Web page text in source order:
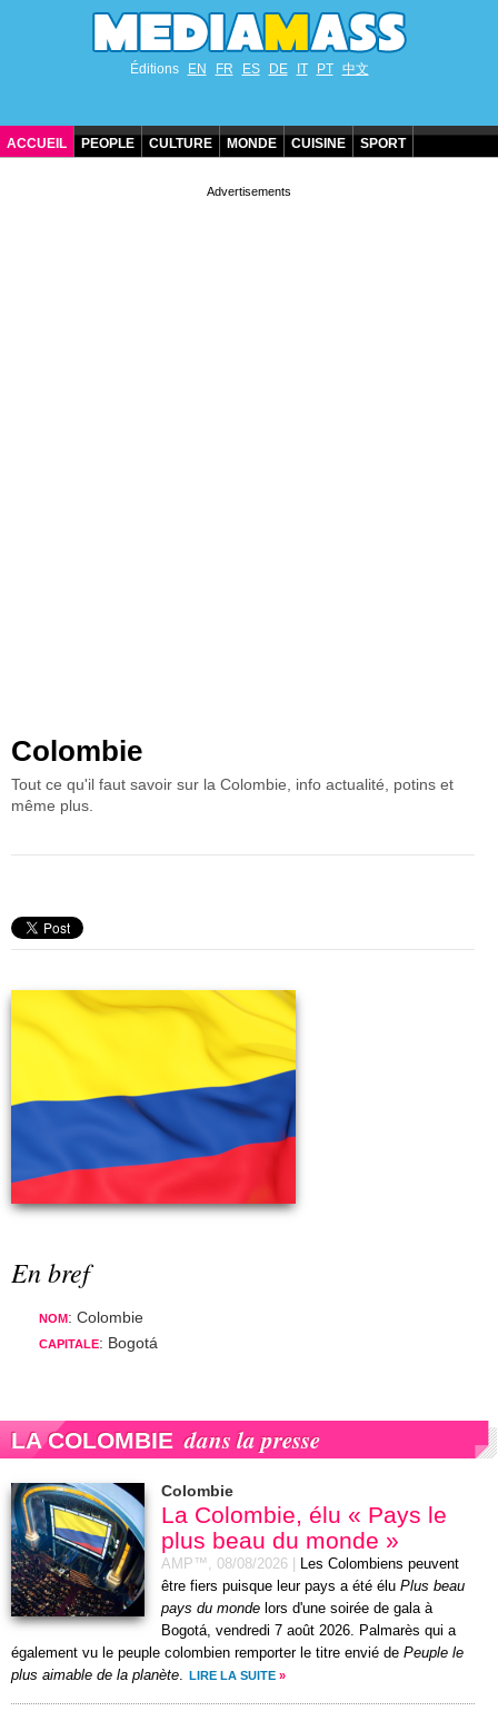
Éditions EN FR ES DE IT PT 中文
ACCUEIL PEOPLE CULTURE MONDE CUISINE SPORT
Colombie
Tout ce qu'il faut savoir sur la Colombie, info actualité, potins et
même plus.
En bref
NOM : Colombie
CAPITALE: Bogotá
LA COLOMBIE dans la presse
Colombie
La Colombie, élu « Pays le
plus beau du monde »
AMP™, 08/08/2026
Les Colombiens peuvent
être fiers puisque leur pays a été élu Plus beau
pays du monde lors d'une soirée de gala à
Bogotá, vendredi 7 août 2026. Palmarès qui a
également vu le peuple colombien remporter le titre envié de Peuple le
plus aimable de la planète. LIRE LA SUITE »